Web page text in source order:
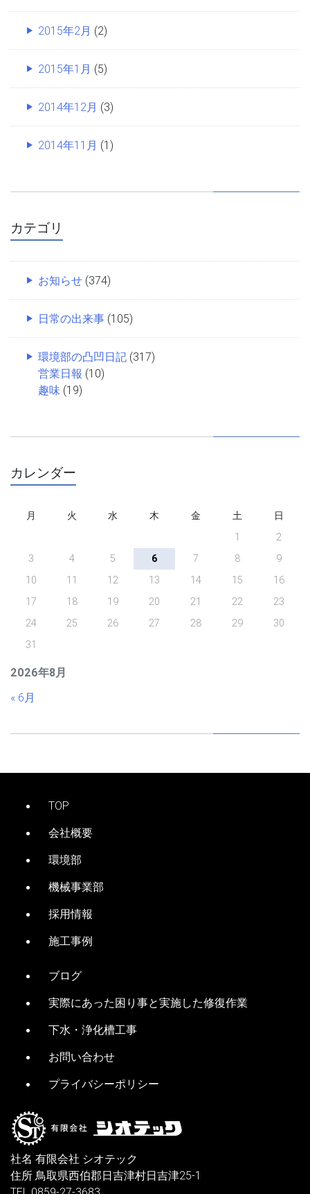
2015年2月 (2)
2015年1月 (5)
2014年12月 (3)
2014年11月 (1)
カテゴリ
お知らせ (374)
日常の出来事 (105)
環境部の凸凹日記 (317)
営業日報 (10)
趣味 (19)
カレンダー
2026年8月
月 火 水 木 金 土
日
1
2
3
4 5 6 7 8
9
10
11 12 13 14 15
16
17
18 19 20 21 22
23
24
25 26 27 28 29
30
31
« 6月
TOP
会社概要
環境部
機械事業部
採用情報
施工事例
ブログ
実際にあった困り事と実施した修復作業
下水・浄化槽工事
お問い合わせ
プライバシーポリシー
社名 有限会社 シオテック
住所 鳥取県西伯郡日吉津村日吉津25-1